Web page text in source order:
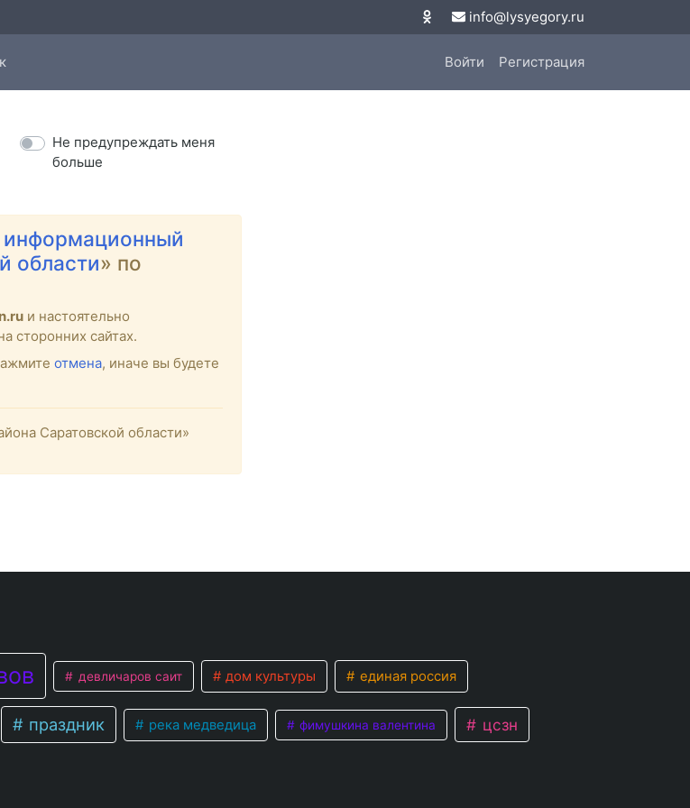
info@lysyegory.ru
Войти Регистрация
Не предупреждать меня
больше
области» по
и настоятельно
сторонних сайтах.
отмена, иначе вы будете
Саратовской области»
девличаров саит дом культуры единая россия
праздник река медведица фимушкина валентина цсзн